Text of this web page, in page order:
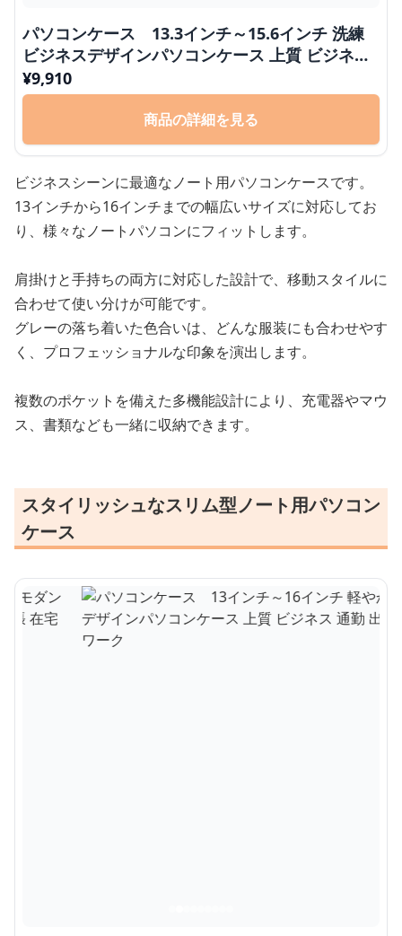
パソコンケース 13.3インチ～15.6インチ 洗練
ビジネスデザインパソコンケース 上質 ビジネス
通勤 出張 在宅ワーク
¥9,910
商品の詳細を見る
ビジネスシーンに最適なノート用パソコンケースです。
13インチから16インチまでの幅広いサイズに対応してお
り、様々なノートパソコンにフィットします。
肩掛けと手持ちの両方に対応した設計で、移動スタイルに
合わせて使い分けが可能です。
グレーの落ち着いた色合いは、どんな服装にも合わせやす
く、プロフェッショナルな印象を演出します。
複数のポケットを備えた多機能設計により、充電器やマウ
ス、書類なども一緒に収納できます。
スタイリッシュなスリム型ノート用パソコン
ケース